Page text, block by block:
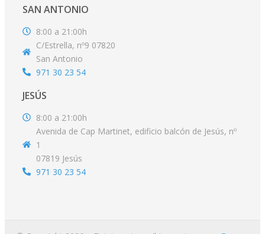
SAN ANTONIO
8:00 a 21:00h
C/Estrella, nº9 07820
San Antonio
971 30 23 54
JESÚS
8:00 a 21:00h
Avenida de Cap Martinet, edificio balcón de Jesús, nº
1
07819 Jesús
971 30 23 54